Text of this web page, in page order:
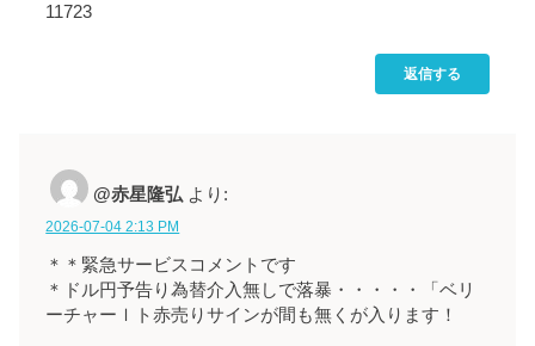
11723
返信する
@赤星隆弘 より:
2026-07-04 2:13 PM
＊＊緊急サービスコメントです
＊ドル円予告り為替介入無しで落暴・・・・・「ベリ
ーチャーｌト赤売りサインが間も無くが入ります！